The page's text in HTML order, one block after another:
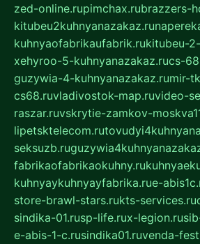
zed-online.rupimchax.rubrazzers-
kitubeu2kuhnyanazakaz.ru
kuhnyaofabrikaufabrik.rukitubeu-
xehyroo-5-kuhnyanazakaz.rucs-
guzywia-4-kuhnyanazakaz.rumir-
cs68.ruvladivostok-map.ruvideo-
raszar.ruvskrytie-zamkov-
lipetsktelecom.ru
seksuzb.ru
fabrikaofabrikaokuhny.ru
kuhnyaykuhnyayfabrika.rue-
store-brawl-stars.rukts-services.ru
sindika-01.rusp-life.rux-legion.ru
e-abis-1-c.rusindika01.ruvenda-